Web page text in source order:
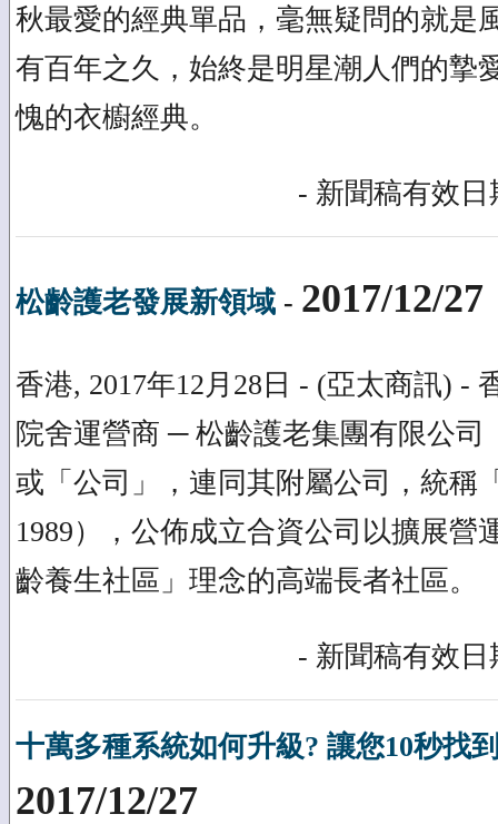
秋最愛的經典單品，毫無疑問的就是
有百年之久，始終是明星潮人們的摯
愧的衣櫥經典。
- 新聞稿有效日
松齡護老發展新領域 - 2017/12/27
香港, 2017年12月28日 - (亞太商訊) -
院舍運營商 ─ 松齡護老集團有限公司
或「公司」，連同其附屬公司，統稱
1989），公佈成立合資公司以擴展營
齡養生社區」理念的高端長者社區。
- 新聞稿有效日
十萬多種系統如何升級? 讓您10秒找
2017/12/27